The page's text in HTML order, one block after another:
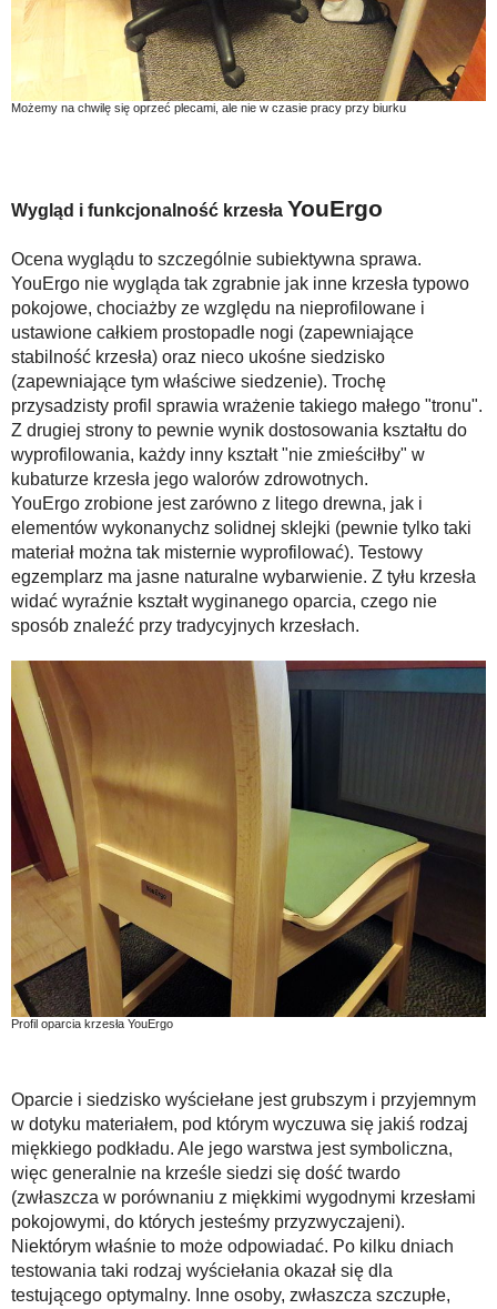
Możemy na chwilę się oprzeć plecami, ale nie w czasie pracy przy biurku
Wygląd i funkcjonalność krzesła YouErgo
Ocena wyglądu to szczególnie subiektywna sprawa.
YouErgo nie wygląda tak zgrabnie jak inne krzesła typowo
pokojowe, chociażby ze względu na nieprofilowane i
ustawione całkiem prostopadle nogi (zapewniające
stabilność krzesła) oraz nieco ukośne siedzisko
(zapewniające tym właściwe siedzenie). Trochę
przysadzisty profil sprawia wrażenie takiego małego "tronu".
Z drugiej strony to pewnie wynik dostosowania kształtu do
wyprofilowania, każdy inny kształt "nie zmieściłby" w
kubaturze krzesła jego walorów zdrowotnych.
YouErgo zrobione jest zarówno z litego drewna, jak i
elementów wykonanychz solidnej sklejki (pewnie tylko taki
materiał można tak misternie wyprofilować). Testowy
egzemplarz ma jasne naturalne wybarwienie. Z tyłu krzesła
widać wyraźnie kształt wyginanego oparcia, czego nie
sposób znaleźć przy tradycyjnych krzesłach.
Profil oparcia krzesła YouErgo
Oparcie i siedzisko wyściełane jest grubszym i przyjemnym
w dotyku materiałem, pod którym wyczuwa się jakiś rodzaj
miękkiego podkładu. Ale jego warstwa jest symboliczna,
więc generalnie na krześle siedzi się dość twardo
(zwłaszcza w porównaniu z miękkimi wygodnymi krzesłami
pokojowymi, do których jesteśmy przyzwyczajeni).
Niektórym właśnie to może odpowiadać. Po kilku dniach
testowania taki rodzaj wyściełania okazał się dla
testującego optymalny. Inne osoby, zwłaszcza szczupłe,